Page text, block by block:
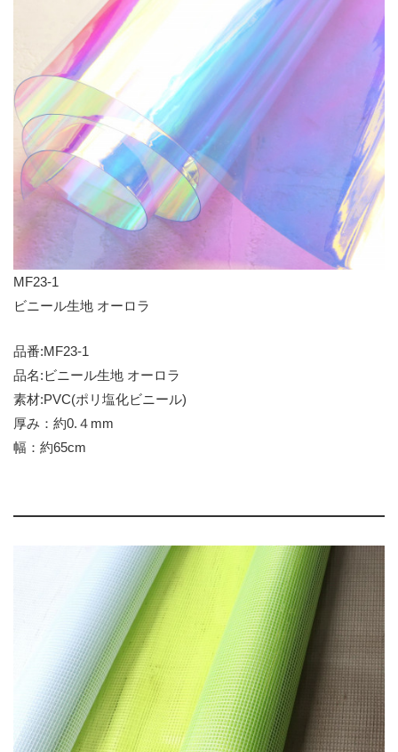
MF23-1
ビニール生地 オーロラ
品番:MF23-1
品名:ビニール生地 オーロラ
素材:PVC(ポリ塩化ビニール)
厚み：約0.４mm
幅：約65cm